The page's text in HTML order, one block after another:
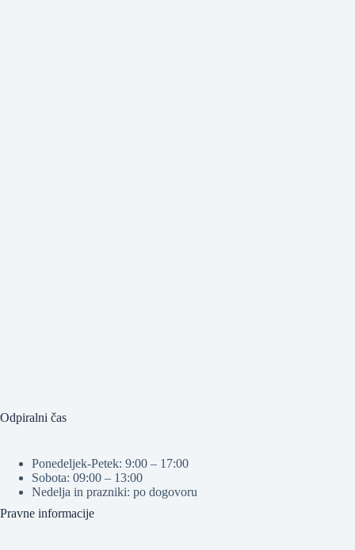
Odpiralni čas
Ponedeljek-Petek: 9:00 – 17:00
Sobota: 09:00 – 13:00
Nedelja in prazniki: po dogovoru
Pravne informacije